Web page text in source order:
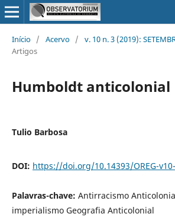
Início / Acervo / v. 10 n. 3 (2019):
Artigos
Humboldt anticolonial
Tulio Barbosa
DOI: https://doi.org/10.14393/OREG-
Palavras-chave: Antirracismo
imperialismo Geografia Anticolonial